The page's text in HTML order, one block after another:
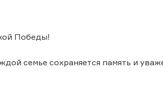
Победы!
семье сохраняется память и